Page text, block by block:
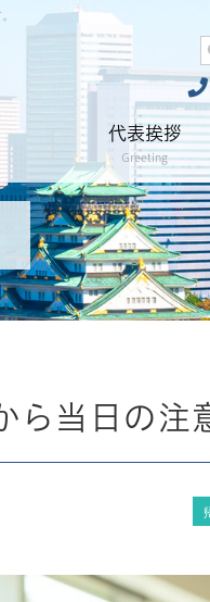
代表挨拶
Greeting
ら当日の注